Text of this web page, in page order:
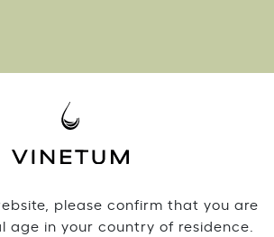
please confirm that you are
age in your country of residence.